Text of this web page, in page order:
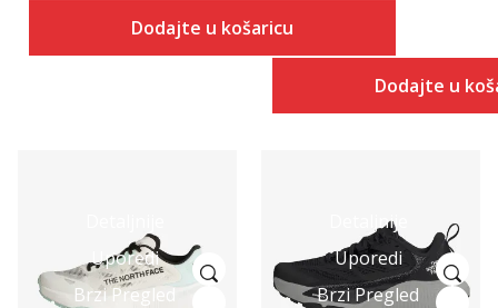
Dodajte u košaricu
Dodajte u
Uporedi
Brzi Pregled
Detaljnije
Uporedi
Brzi Pregled